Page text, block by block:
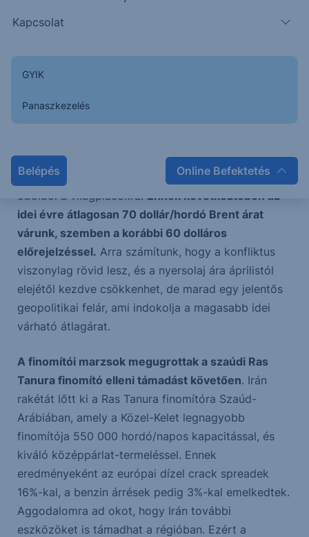
Kapcsolat
GYIK
Panaszkezelés
Belépés Online Befektetés
szoroson áthaladó forgalom.
növekvő biztosítási költségek miatt a Hormuzi-
szoroson keresztül haladó forgalom a normál szint
hordó nyersolaj – vagyis a globális export kínálat
40%-a – halad át ezen a szűk csatornán az Arab-
öbölből a világpiacokra. Ennek következtében az
idei évre átlagosan 70 dollár/hordó Brent árat
várunk, szemben a korábbi 60 dolláros
előrejelzéssel. Arra számítunk, hogy a konfliktus
viszonylag rövid lesz, és a nyersolaj ára áprilistól
elejétől kezdve csökkenhet, de marad egy jelentős
geopolitikai felár, ami indokolja a magasabb idei
várható átlagárat.
A finomítói marzsok megugrottak a szaúdi Ras
Tanura finomító elleni támadást követően. Irán
rakétát lőtt ki a Ras Tanura finomítóra Szaúd-
Arábiában, amely a Közel-Kelet legnagyobb
finomítója 550 000 hordó/napos kapacitással, és
kiváló középpárlat-termeléssel. Ennek
eredményeként az európai dízel crack spreadek
16%-kal, a benzin árrések pedig 3%-kal emelkedtek.
Aggodalomra ad okot, hogy Irán további
eszközöket is támadhat a régióban. Ezért a